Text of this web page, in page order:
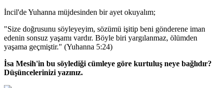
İncil'de Yuhanna müjdesinden bir ayet okuyalım;
"Size doğrusunu söyleyeyim, sözümü işitip beni gönderene iman
edenin sonsuz yaşamı vardır. Böyle biri yargılanmaz, ölümden
yaşama geçmiştir." (Yuhanna 5:24)
İsa Mesih'in bu söylediği cümleye göre kurtuluş neye bağlıdır?
Düşüncelerinizi yazınız.